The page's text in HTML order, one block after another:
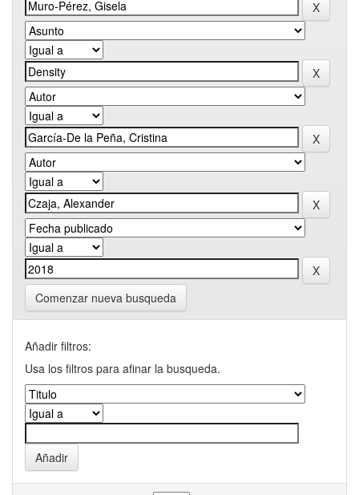
Comenzar nueva busqueda
Añadir filtros:
Usa los filtros para afinar la busqueda.